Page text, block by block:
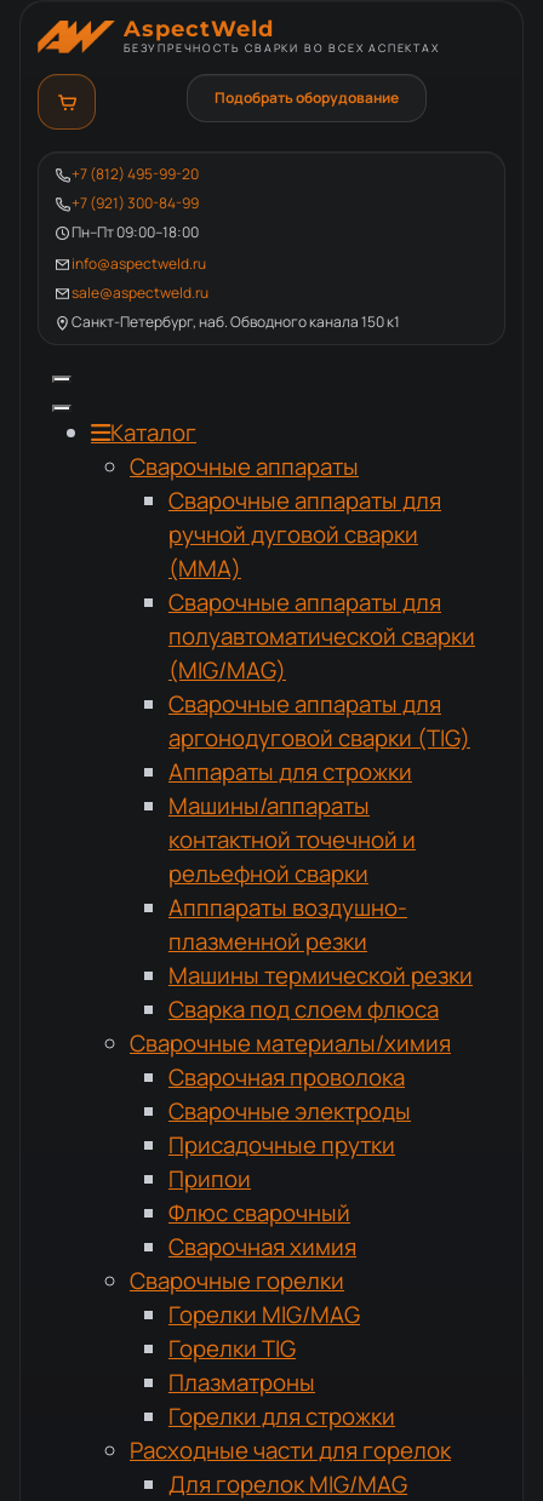
AspectWeld
БЕЗУПРЕЧНОСТЬ СВАРКИ ВО ВСЕХ АСПЕКТАХ
+7 (812) 495-99-20
+7 (921) 300-84-99
Пн–Пт 09:00–18:00
info@aspectweld.ru
sale@aspectweld.ru
Санкт-Петербург, наб. Обводного канала 150 к1
Подобрать оборудование
Каталог
Сварочные аппараты
Сварочные аппараты для
ручной дуговой сварки
(MMA)
Сварочные аппараты для
полуавтоматической сварки
(MIG/MAG)
Сварочные аппараты для
аргонодуговой сварки (TIG)
Аппараты для строжки
Машины/аппараты
контактной точечной и
рельефной сварки
Апппараты воздушно-
плазменной резки
Машины термической резки
Сварка под слоем флюса
Сварочные материалы/химия
Сварочная проволока
Сварочные электроды
Присадочные прутки
Припои
Флюс сварочный
Сварочная химия
Сварочные горелки
Горелки MIG/MAG
Горелки TIG
Плазматроны
Горелки для строжки
Расходные части для горелок
Для горелок MIG/MAG